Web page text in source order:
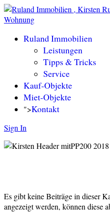
Ruland Immobilien
Leistungen
Tipps & Tricks
Service
Kauf-Objekte
Miet-Objekte
">Kontakt
Sign In
Es gibt keine Beiträge in dieser
angezeigt werden, können diese